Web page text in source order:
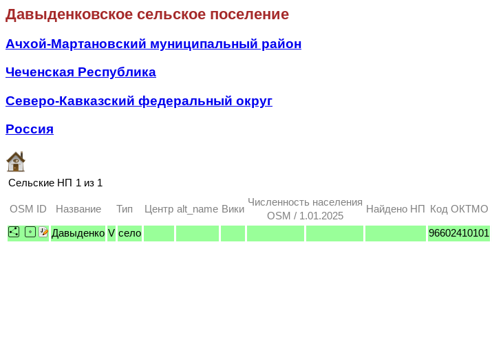
Давыденковское сельское поселение
Ачхой-Мартановский муниципальный район
Чеченская Республика
Северо-Кавказский федеральный округ
Россия
Сельские НП 1 из 1
OSM ID Название Тип Центр alt_name Вики
Численность населения
OSM / 1.01.2025
Найдено НП Код ОКТМО
Давыденко V село 96602410101